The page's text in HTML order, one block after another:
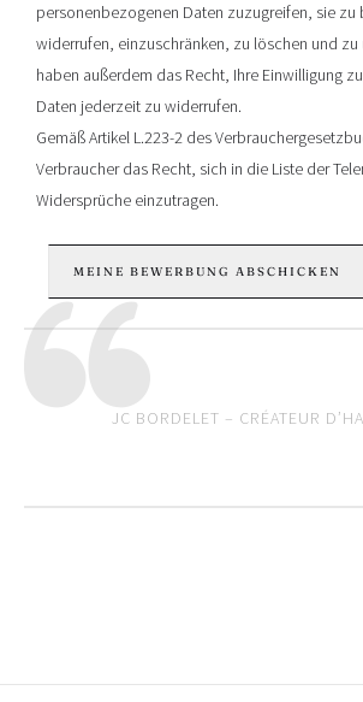
personenbezogenen Daten zuzugreifen, sie zu
widerrufen, einzuschränken, zu löschen und zu
haben außerdem das Recht, Ihre Einwilligung
Daten jederzeit zu widerrufen.
Gemäß Artikel L.223-2 des
Verbraucher das Recht, sich in die Liste der
Widersprüche einzutragen.
MEINE BEWERBUNG ABSCHICKEN
JC BORDELET – CRÉATEUR